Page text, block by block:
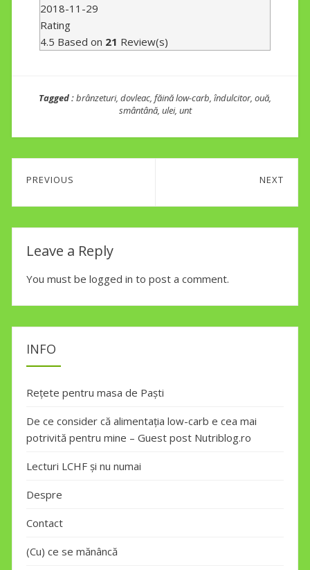
2018-11-29
Rating
4.5 Based on 21 Review(s)
Tagged :brânzeturi, dovleac, făină low-carb, îndulcitor, ouă,
smântână, ulei, unt
Post
PREVIOUS NEXT
Leave a Reply
You must be logged in to post a comment.
INFO
Rețete pentru masa de Paști
De ce consider că alimentația low-carb e cea mai
potrivită pentru mine – Guest post Nutriblog.ro
Lecturi LCHF și nu numai
Despre
Contact
(Cu) ce se mănâncă